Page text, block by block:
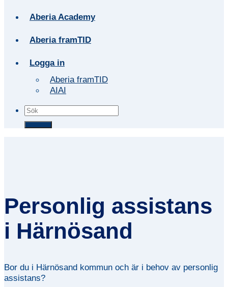
Aberia Academy
Aberia framTID
Logga in
Aberia framTID
AIAI
Personlig assistans
i Härnösand
Bor du i Härnösand kommun och är i behov av personlig
assistans?